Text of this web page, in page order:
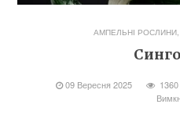
АМПЕЛЬНІ РОСЛИНИ,
09 Вересня 2025